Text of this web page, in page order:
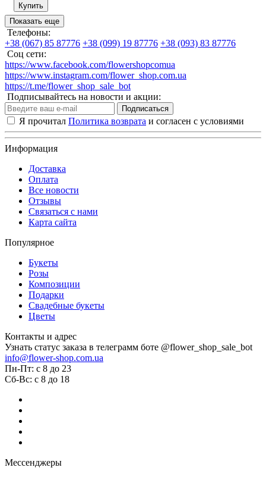
Купить
Показать еще
Телефоны:
+38 (067) 85 87776 +38 (099) 19 87776 +38 (093) 83 87776
Соц сети:
https://www.facebook.com/flowershopcomua
https://www.instagram.com/flower_shop.com.ua
https://t.me/flower_shop_sale_bot
Подписывайтесь на новости и акции:
Подписаться
Я прочитал Политика возврата и согласен с условиями
Информация
Доставка
Оплата
Все новости
Отзывы
Связаться с нами
Карта сайта
Популярное
Букеты
Розы
Композиции
Подарки
Свадебные букеты
Цветы
Контакты и адрес
Узнать статус заказа в телеграмм боте @flower_shop_sale_bot
info@flower-shop.com.ua
Пн-Пт: с 8 до 23
Сб-Вс: с 8 до 18
Мессенджеры